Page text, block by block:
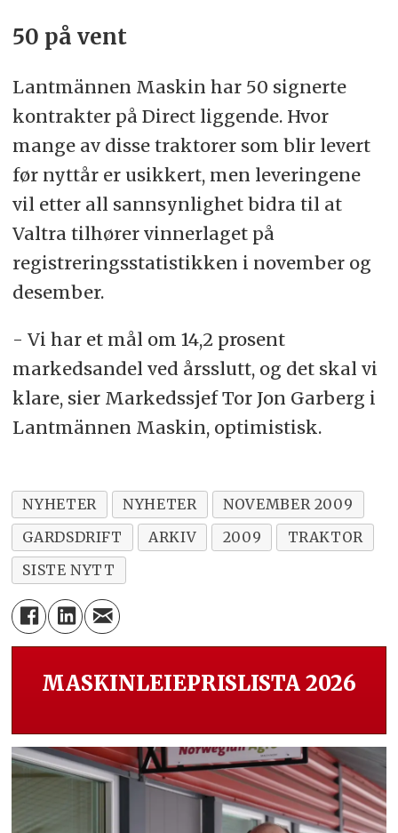
50 på vent
Lantmännen Maskin har 50 signerte
kontrakter på Direct liggende. Hvor
mange av disse traktorer som blir levert
før nyttår er usikkert, men leveringene
vil etter all sannsynlighet bidra til at
Valtra tilhører vinnerlaget på
registreringsstatistikken i november og
desember.
- Vi har et mål om 14,2 prosent
markedsandel ved årsslutt, og det skal vi
klare, sier Markedssjef Tor Jon Garberg i
Lantmännen Maskin, optimistisk.
NYHETER NYHETER
NOVEMBER 2009
GARDSDRIFT
ARKIV 2009
TRAKTOR
SISTE NYTT
MASKINLEIEPRISLISTA 2026